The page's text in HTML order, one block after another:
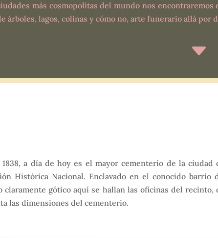
más cosmopolitas del mundo nos
árboles, lagos, colinas y cómo no, arte funerario allá por
C
a día de hoy es el mayor cementerio de la
Histórica Nacional. Enclavado en el conocido
claramente gótico aquí se hallan las oficinas del
las dimensiones del cementerio.